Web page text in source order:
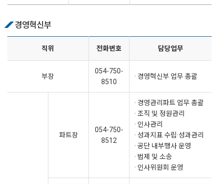
경영혁신부
직위 전화번호 담당업무
부장
054-750-
8510
· 경영혁신부 업무 총괄
파트장
054-750-
8512
· 경영관리파트 업무 총괄
· 조직 및 정원관리
· 인사관리
· 성과지표 수립·성과관리
· 공단 내부행사 운영
· 법제 및 소송
· 인사위원회 운영